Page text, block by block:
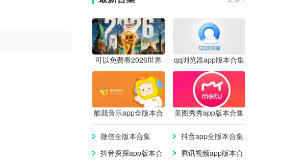
可以免费看2026世界
杯直播的app合集
qq浏览器app版本合集
酷我音乐app全版本合
集
美图秀秀app版本合集
微信全版本合集
抖音app全版本合集
抖音探探app版本合
腾讯视频app版本合